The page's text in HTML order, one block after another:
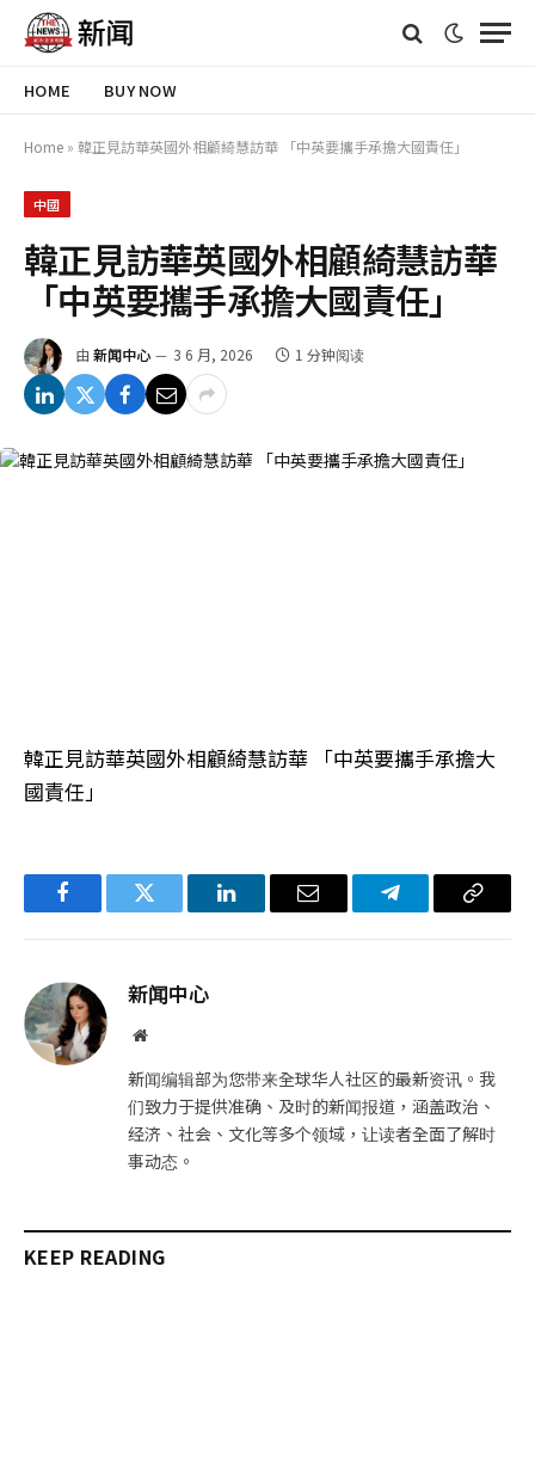
HOME BUY NOW
Home » 韓正見訪華英國外相顧綺慧訪華 「中英要攜手承擔大國責任」
中國
韓正見訪華英國外相顧綺慧訪華
「中英要攜手承擔大國責任」
由 新闻中心 3 6 月, 2026 1 分钟阅读
韓正見訪華英國外相顧綺慧訪華 「中英要攜手承擔大
國責任」
FacebookTwitter LinkedIn电
Telegram复
新闻中心
网
新闻编辑部为您带来全球华人社区的最新资讯。我
们致力于提供准确、及时的新闻报道，涵盖政治、
经济、社会、文化等多个领域，让读者全面了解时
事动态。
KEEP READING